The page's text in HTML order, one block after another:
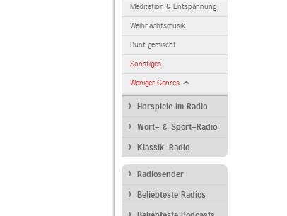
Meditation & Entspannung
Weihnachtsmusik
Bunt gemischt
Sonstiges
Weniger Genres
Hörspiele im Radio
Wort- & Sport-Radio
Klassik-Radio
Radiosender
Beliebteste Radios